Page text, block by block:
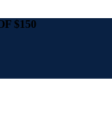
$150